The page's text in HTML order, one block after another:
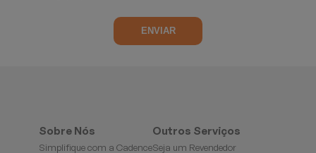
Sobre Nós
Simplifique com a Cadence
Outros Serviços
Seja um Revendedor